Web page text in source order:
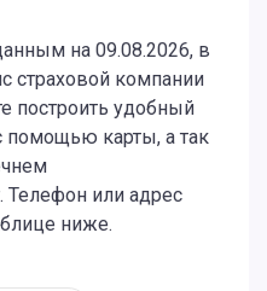
на 09.08.2026, в
страховой компании
построить удобный
помощью карты, а так
Телефон или адрес
ниже.